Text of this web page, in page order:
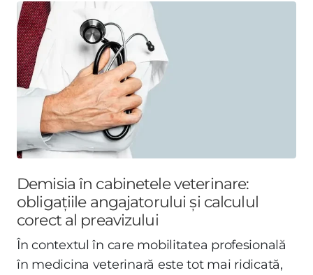
Demisia în cabinetele veterinare:
obligațiile angajatorului și calculul
corect al preavizului
În contextul în care mobilitatea profesională
în medicina veterinară este tot mai ridicată,